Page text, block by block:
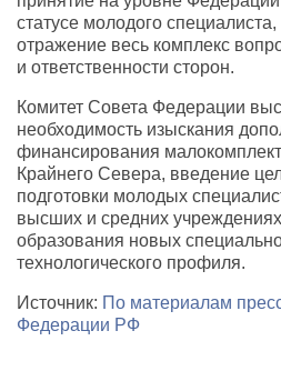
статусе молодого
отражение весь комплекс
и ответственности сторон.
Комитет Совета Федерации
необходимость изыскания
финансирования
Крайнего Севера, введение
подготовки молодых
высших и средних
образования новых
технологического профиля.
Источник: По материалам
Федерации РФ